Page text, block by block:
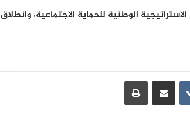
الوطنية للحماية الاجتماعية، وانطلاق
مشاركة عبر البريد طباعة